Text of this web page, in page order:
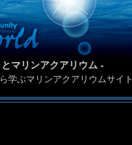
マリンアクアリウム -
学ぶマリンアクアリウムサイト